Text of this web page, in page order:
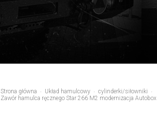
Strona główna Układ hamulcowy
cylinderki/siłowniki
Zawór hamulca ręcznego Star 266 M2 modernizacja Autobox